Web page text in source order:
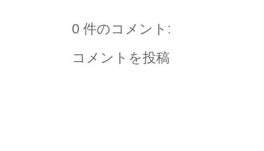
0 件のコメント:
コメントを投稿